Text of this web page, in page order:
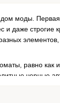
моды.
даже строгие
равно
черные